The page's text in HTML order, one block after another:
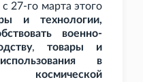
27-го марта этого
и технологии,
военно-
, товары и
в
космической